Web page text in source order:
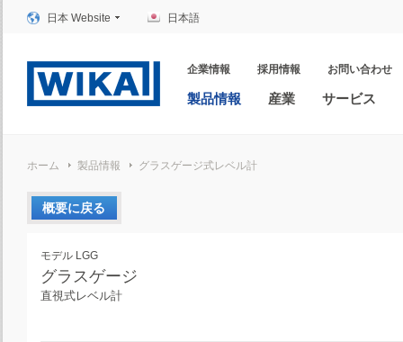
日本 Website 日本語
企業情報 採用情報 お問い合わせ
製品情報 産業 サービス
ホーム 製品情報 グラスゲージ式レベル計
概要に戻る
モデル LGG
グラスゲージ
直視式レベル計